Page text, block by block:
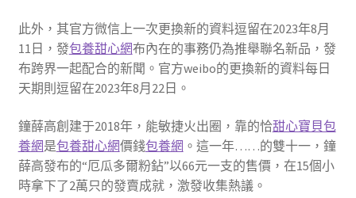
此外，其官方微信上一次更換新的資料逗留在2023年8月
11日，發包養甜心網布內在的事務仍為推舉聯名新品，發
布跨界一起配合的新聞。官方weibo的更換新的資料每日
天期則逗留在2023年8月22日。
鐘薛高創建于2018年，能敏捷火出圈，靠的恰甜心寶貝包
養網是包養甜心網價錢包養網 。這一年……的雙十一，鐘
薛高發布的“厄瓜多爾粉鉆”以66元一支的售價，在15個小
時拿下了2萬只的發賣成就，激發收集熱議。